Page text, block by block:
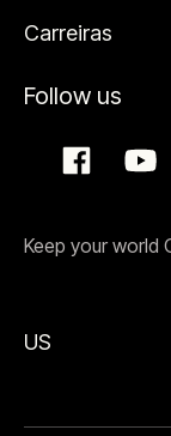
Carreiras
Follow us
Keep your world
US